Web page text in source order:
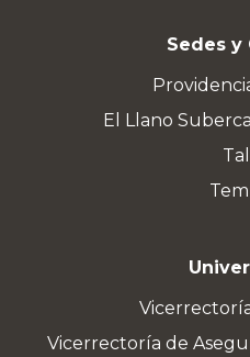
Sedes y
El Llano
Vicerrectoría de